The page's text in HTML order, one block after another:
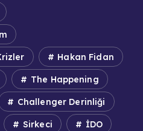
Hakan Fidan
The Happening
Challenger Derinliği
Sirkeci İDO